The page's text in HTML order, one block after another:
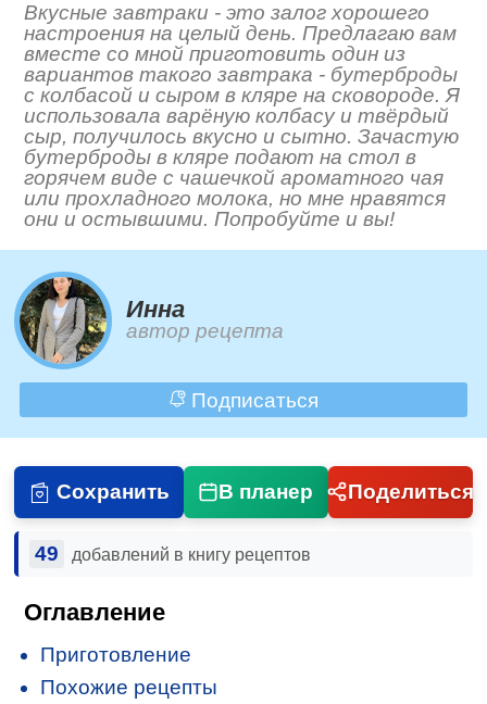
Вкусные завтраки - это залог хорошего
настроения на целый день. Предлагаю вам
вместе со мной приготовить один из
вариантов такого завтрака - бутерброды
с колбасой и сыром в кляре на сковороде. Я
использовала варёную колбасу и твёрдый
сыр, получилось вкусно и сытно. Зачастую
бутерброды в кляре подают на стол в
горячем виде с чашечкой ароматного чая
или прохладного молока, но мне нравятся
они и остывшими. Попробуйте и вы!
Инна
автор рецепта
Подписаться
Сохранить В планер Поделиться
49 добавлений в книгу рецептов
Оглавление
Приготовление
Похожие рецепты